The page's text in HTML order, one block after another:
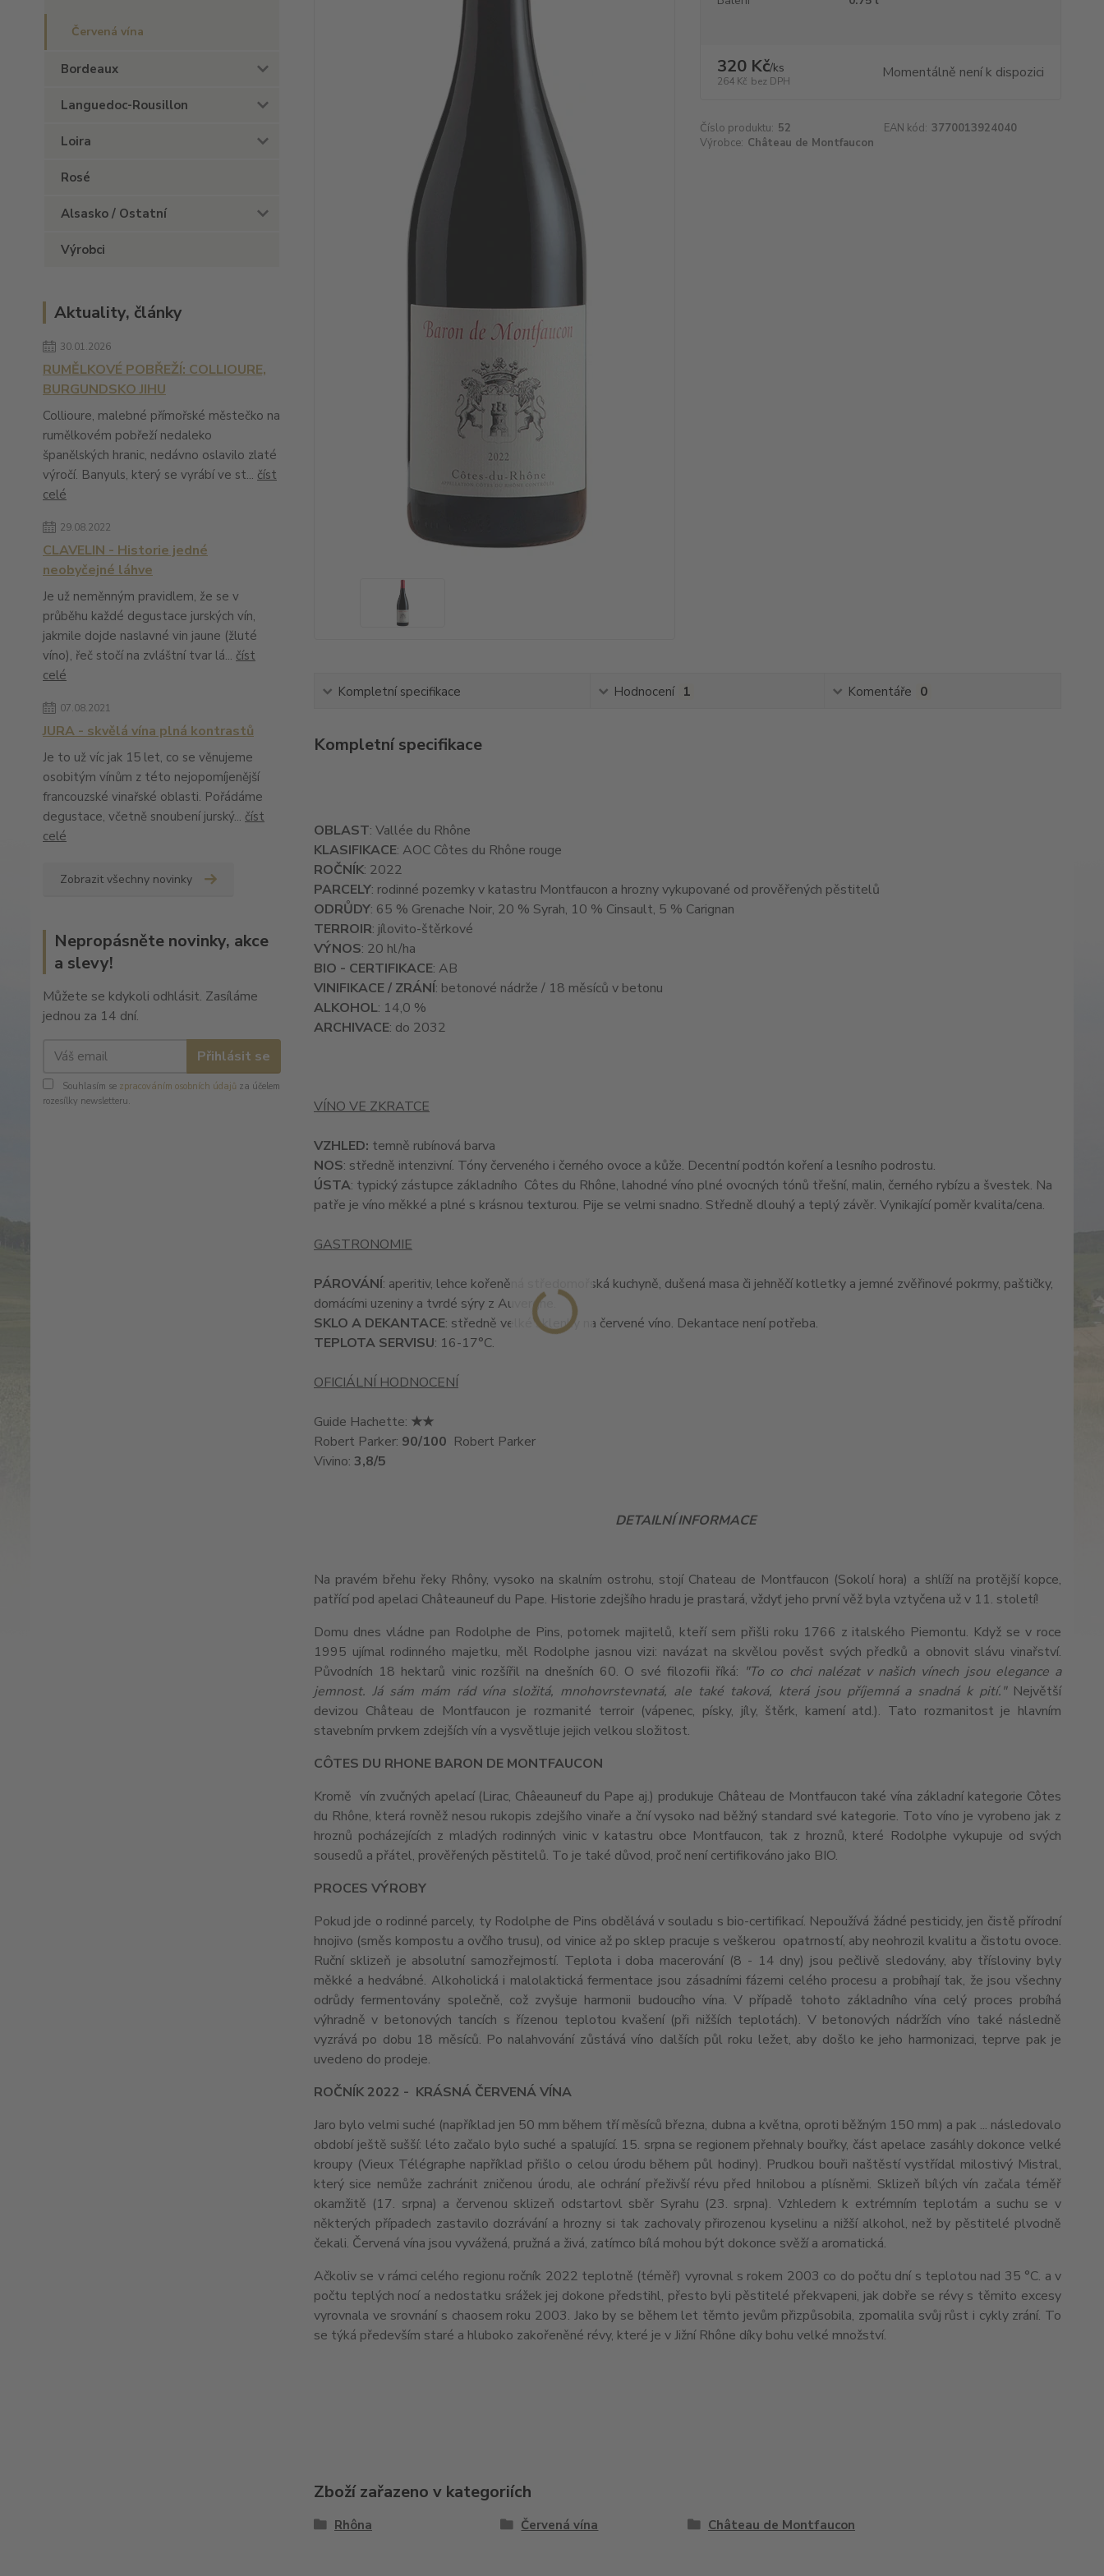
Červená vína
Bordeaux
Languedoc-Rousillon
Loira
Rosé
Alsasko / Ostatní
Výrobci
Aktuality, články
30.01.2026
RUMĚLKOVÉ POBŘEŽÍ: COLLIOURE,
BURGUNDSKO JIHU
Collioure, malebné přímořské městečko na
rumělkovém pobřeží nedaleko
španělských hranic, nedávno oslavilo zlaté
výročí. Banyuls, který se vyrábí ve st... číst
celé
29.08.2022
CLAVELIN - Historie jedné
neobyčejné láhve
Je už neměnným pravidlem, že se v
průběhu každé degustace jurských vín,
jakmile dojde naslavné vin jaune (žluté
víno), řeč stočí na zvláštní tvar lá... číst
celé
07.08.2021
JURA - skvělá vína plná kontrastů
Je to už víc jak 15 let, co se věnujeme
osobitým vínům z této nejopomíjenější
francouzské vinařské oblasti. Pořádáme
degustace, včetně snoubení jurský... číst
celé
Zobrazit všechny novinky
Nepropásněte novinky, akce
a slevy!
Můžete se kdykoli odhlásit. Zasíláme
jednou za 14 dní.
Přihlásit se
Souhlasím se zpracováním osobních údajů za účelem
rozesílky newsletteru.
320 Kč/ks
264 Kč bez DPH Momentálně není k dispozici
Číslo produktu: 52 EAN kód: 3770013924040
Výrobce: Château de Montfaucon
Kompletní specifikace Hodnocení 1 Komentáře 0
Kompletní specifikace
OBLAST: Vallée du Rhône
KLASIFIKACE: AOC Côtes du Rhône rouge
ROČNÍK: 2022
PARCELY: rodinné pozemky v katastru Montfaucon a hrozny vykupované od prověřených pěstitelů
ODRŮDY: 65 % Grenache Noir, 20 % Syrah, 10 % Cinsault, 5 % Carignan
TERROIR: jílovito-štěrkové
VÝNOS: 20 hl/ha
BIO - CERTIFIKACE: AB
VINIFIKACE / ZRÁNÍ: betonové nádrže / 18 měsíců v betonu
ALKOHOL: 14,0 %
ARCHIVACE: do 2032
VÍNO VE ZKRATCE
VZHLED: temně rubínová barva
NOS: středně intenzivní. Tóny červeného i černého ovoce a kůže. Decentní podtón koření a lesního podrostu.
ÚSTA: typický zástupce základního Côtes du Rhône, lahodné víno plné ovocných tónů třešní, malin, černého rybízu a švestek. Na
patře je víno měkké a plné s krásnou texturou. Pije se velmi snadno. Středně dlouhý a teplý závěr. Vynikající poměr kvalita/cena.
GASTRONOMIE
PÁROVÁNÍ: aperitiv, lehce kořeněná středomořská kuchyně, dušená masa či jehněčí kotletky a jemné zvěřinové pokrmy, paštičky,
domácími uzeniny a tvrdé sýry z Auvergne.
SKLO A DEKANTACE: středně velké sklenky na červené víno. Dekantace není potřeba.
TEPLOTA SERVISU: 16-17°C.
OFICIÁLNÍ HODNOCENÍ
Guide Hachette: ★★
Robert Parker: 90/100 Robert Parker
Vivino: 3,8/5
DETAILNÍ INFORMACE
Na pravém břehu řeky Rhôny, vysoko na skalním ostrohu, stojí Chateau de Montfaucon (Sokolí hora) a shlíží na protější kopce,
patřící pod apelaci Châteauneuf du Pape. Historie zdejšího hradu je prastará, vždyť jeho první věž byla vztyčena už v 11. století!
Domu dnes vládne pan Rodolphe de Pins, potomek majitelů, kteří sem přišli roku 1766 z italského Piemontu. Když se v roce
1995 ujímal rodinného majetku, měl Rodolphe jasnou vizi: navázat na skvělou pověst svých předků a obnovit slávu vinařství.
Původních 18 hektarů vinic rozšířil na dnešních 60. O své filozofii říká: "To co chci nalézat v našich vínech jsou elegance a
jemnost. Já sám mám rád vína složitá, mnohovrstevnatá, ale také taková, která jsou příjemná a snadná k pití."Největší
devizou Château de Montfaucon je rozmanité terroir (vápenec, písky, jíly, štěrk, kamení atd.). Tato rozmanitost je hlavním
stavebním prvkem zdejších vín a vysvětluje jejich velkou složitost.
CÔTES DU RHONE BARON DE MONTFAUCON
Kromě vín zvučných apelací (Lirac, Châeauneuf du Pape aj.) produkuje Château de Montfaucon také vína základní kategorie Côtes
du Rhône, která rovněž nesou rukopis zdejšího vinaře a ční vysoko nad běžný standard své kategorie. Toto víno je vyrobeno jak z
hroznů pocházejících z mladých rodinných vinic v katastru obce Montfaucon, tak z hroznů, které Rodolphe vykupuje od svých
sousedů a přátel, prověřených pěstitelů. To je také důvod, proč není certifikováno jako BIO.
PROCES VÝROBY
Pokud jde o rodinné parcely, ty Rodolphe de Pins obdělává v souladu s bio-certifikací. Nepoužívá žádné pesticidy, jen čistě přírodní
hnojivo (směs kompostu a ovčího trusu), od vinice až po sklep pracuje s veškerou opatrností, aby neohrozil kvalitu a čistotu ovoce.
Ruční sklizeň je absolutní samozřejmostí. Teplota i doba macerování (8 - 14 dny) jsou pečlivě sledovány, aby třísloviny byly
měkké a hedvábné. Alkoholická i malolaktická fermentace jsou zásadními fázemi celého procesu a probíhají tak, že jsou všechny
odrůdy fermentovány společně, což zvyšuje harmonii budoucího vína. V případě tohoto základního vína celý proces probíhá
výhradně v betonových tancích s řízenou teplotou kvašení (při nižších teplotách). V betonových nádržích víno také následně
vyzrává po dobu 18 měsíců. Po nalahvování zůstává víno dalších půl roku ležet, aby došlo ke jeho harmonizaci, teprve pak je
uvedeno do prodeje.
ROČNÍK 2022 - KRÁSNÁ ČERVENÁ VÍNA
Jaro bylo velmi suché (například jen 50 mm během tří měsíců března, dubna a května, oproti běžným 150 mm) a pak ... následovalo
období ještě sušší: léto začalo bylo suché a spalující. 15. srpna se regionem přehnaly bouřky, část apelace zasáhly dokonce velké
kroupy (Vieux Télégraphe například přišlo o celou úrodu během půl hodiny). Prudkou bouři naštěstí vystřídal milostivý Mistral,
který sice nemůže zachránit zničenou úrodu, ale ochrání přeživší révu před hnilobou a plísněmi. Sklizeň bílých vín začala téměř
okamžitě (17. srpna) a červenou sklizeň odstartovl sběr Syrahu (23. srpna). Vzhledem k extrémním teplotám a suchu se v
některých případech zastavilo dozrávání a hrozny si tak zachovaly přirozenou kyselinu a nižší alkohol, než by pěstitelé plvodně
čekali. Červená vína jsou vyvážená, pružná a živá, zatímco bílá mohou být dokonce svěží a aromatická.
Ačkoliv se v rámci celého regionu ročník 2022 teplotně (téměř) vyrovnal s rokem 2003 co do počtu dní s teplotou nad 35 °C. a v
počtu teplých nocí a nedostatku srážek jej dokone předstihl, přesto byli pěstitelé překvapeni, jak dobře se révy s těmito excesy
vyrovnala ve srovnání s chaosem roku 2003. Jako by se během let těmto jevům přizpůsobila, zpomalila svůj růst i cykly zrání. To
se týká především staré a hluboko zakořeněné révy, které je v Jižní Rhône díky bohu velké množství.
Zboží zařazeno v kategoriích
Rhôna Červená vína Château de Montfaucon